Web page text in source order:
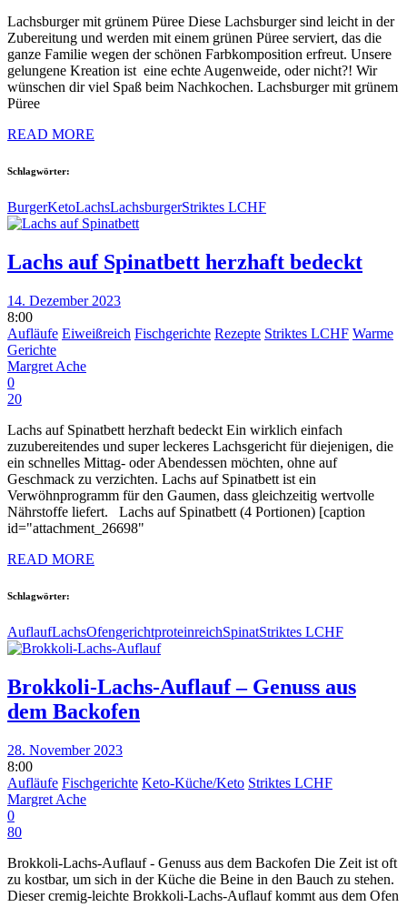
Lachsburger mit grünem Püree Diese Lachsburger sind leicht in der
Zubereitung und werden mit einem grünen Püree serviert, das die
ganze Familie wegen der schönen Farbkomposition erfreut. Unsere
gelungene Kreation ist eine echte Augenweide, oder nicht?! Wir
wünschen dir viel Spaß beim Nachkochen. Lachsburger mit grünem
Püree
READ MORE
Schlagwörter:
BurgerKetoLachsLachsburgerStriktes LCHF
Lachs auf Spinatbett herzhaft bedeckt
14. Dezember 2023
8:00
Aufläufe Eiweißreich Fischgerichte Rezepte Striktes LCHF Warme
Gerichte
Margret Ache
0
20
Lachs auf Spinatbett herzhaft bedeckt Ein wirklich einfach
zuzubereitendes und super leckeres Lachsgericht für diejenigen, die
ein schnelles Mittag- oder Abendessen möchten, ohne auf
Geschmack zu verzichten. Lachs auf Spinatbett ist ein
Verwöhnprogramm für den Gaumen, dass gleichzeitig wertvolle
Nährstoffe liefert. Lachs auf Spinatbett (4 Portionen) [caption
id="attachment_26698"
READ MORE
Schlagwörter:
AuflaufLachsOfengerichtproteinreichSpinatStriktes LCHF
Brokkoli-Lachs-Auflauf – Genuss aus
dem Backofen
28. November 2023
8:00
Aufläufe Fischgerichte Keto-Küche/Keto Striktes LCHF
Margret Ache
0
80
Brokkoli-Lachs-Auflauf - Genuss aus dem Backofen Die Zeit ist oft
zu kostbar, um sich in der Küche die Beine in den Bauch zu stehen.
Dieser cremig-leichte Brokkoli-Lachs-Auflauf kommt aus dem Ofen